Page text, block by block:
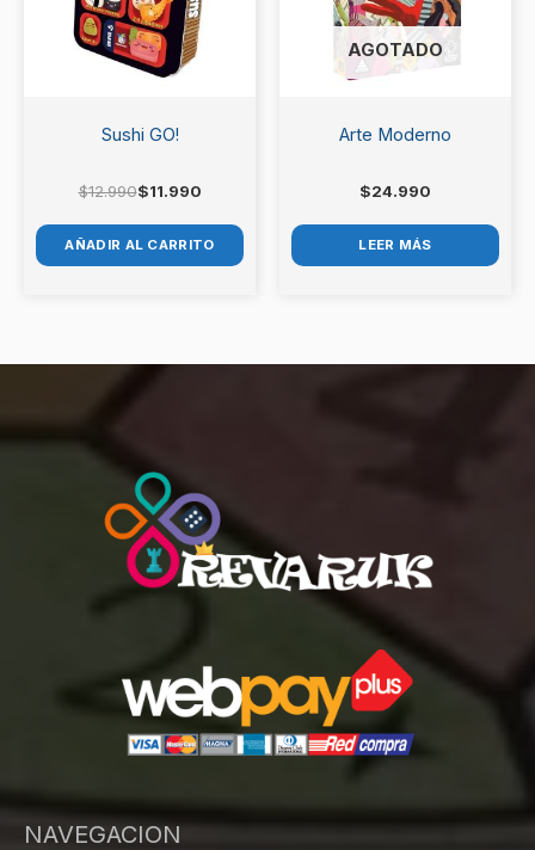
Sushi GO!
$12.990$11.990
AÑADIR AL CARRITO
AGOTADO
Arte Moderno
$24.990
LEER MÁS
NAVEGACION